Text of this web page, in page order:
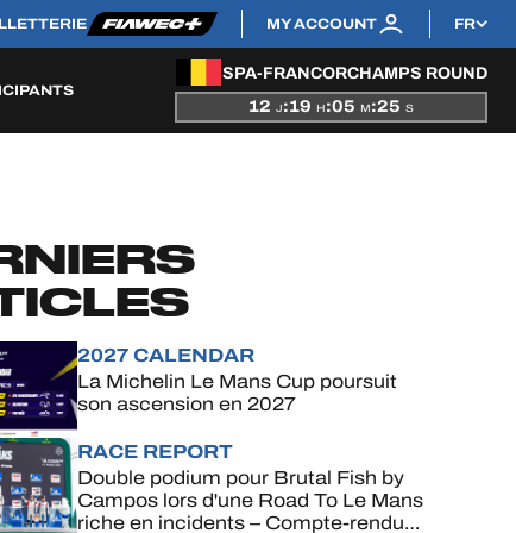
MY ACCOUNT FR
SPA-FRANCORCHAMPS ROUND
12 J:19 H:05 M:24 S
2027 CALENDAR
La Michelin Le Mans Cup poursuit
son ascension en 2027
RACE REPORT
Double podium pour Brutal Fish by
Campos lors d'une Road To Le Mans
riche en incidents – Compte-rendu